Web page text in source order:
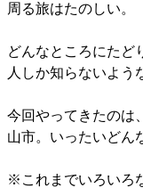
周る旅はたのしい。
どんなところにたど
人しか知らないよう
今回やってきたのは
山市。いったいどん
※これまでいろいろ